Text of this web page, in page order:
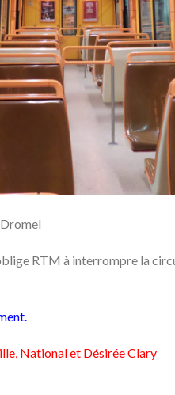
RTM à interrompre la
National et Désirée Clary